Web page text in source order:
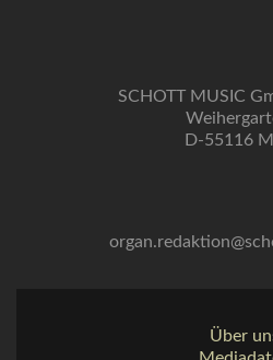
SCHOTT MUSIC
D-55116
Über